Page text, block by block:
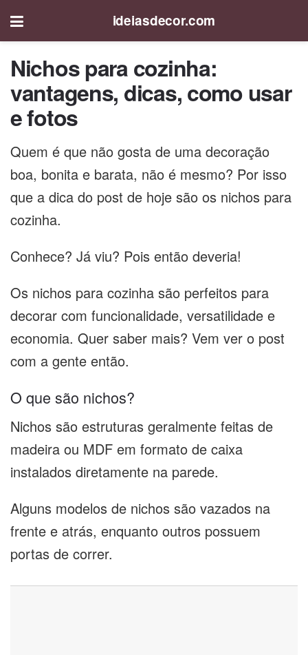
ideiasdecor.com
Nichos para cozinha:
vantagens, dicas, como usar
e fotos
Quem é que não gosta de uma decoração
boa, bonita e barata, não é mesmo? Por isso
que a dica do post de hoje são os nichos para
cozinha.
Conhece? Já viu? Pois então deveria!
Os nichos para cozinha são perfeitos para
decorar com funcionalidade, versatilidade e
economia. Quer saber mais? Vem ver o post
com a gente então.
O que são nichos?
Nichos são estruturas geralmente feitas de
madeira ou MDF em formato de caixa
instalados diretamente na parede.
Alguns modelos de nichos são vazados na
frente e atrás, enquanto outros possuem
portas de correr.